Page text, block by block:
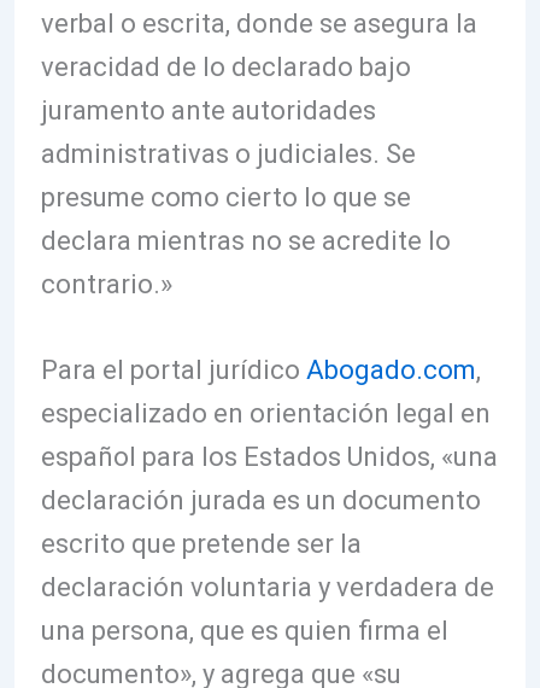
verbal o escrita, donde se asegura la
veracidad de lo declarado bajo
juramento ante autoridades
administrativas o judiciales. Se
presume como cierto lo que se
declara mientras no se acredite lo
contrario.»
Para el portal jurídico Abogado.com,
especializado en orientación legal en
español para los Estados Unidos, «una
declaración jurada es un documento
escrito que pretende ser la
declaración voluntaria y verdadera de
una persona, que es quien firma el
documento», y agrega que «su